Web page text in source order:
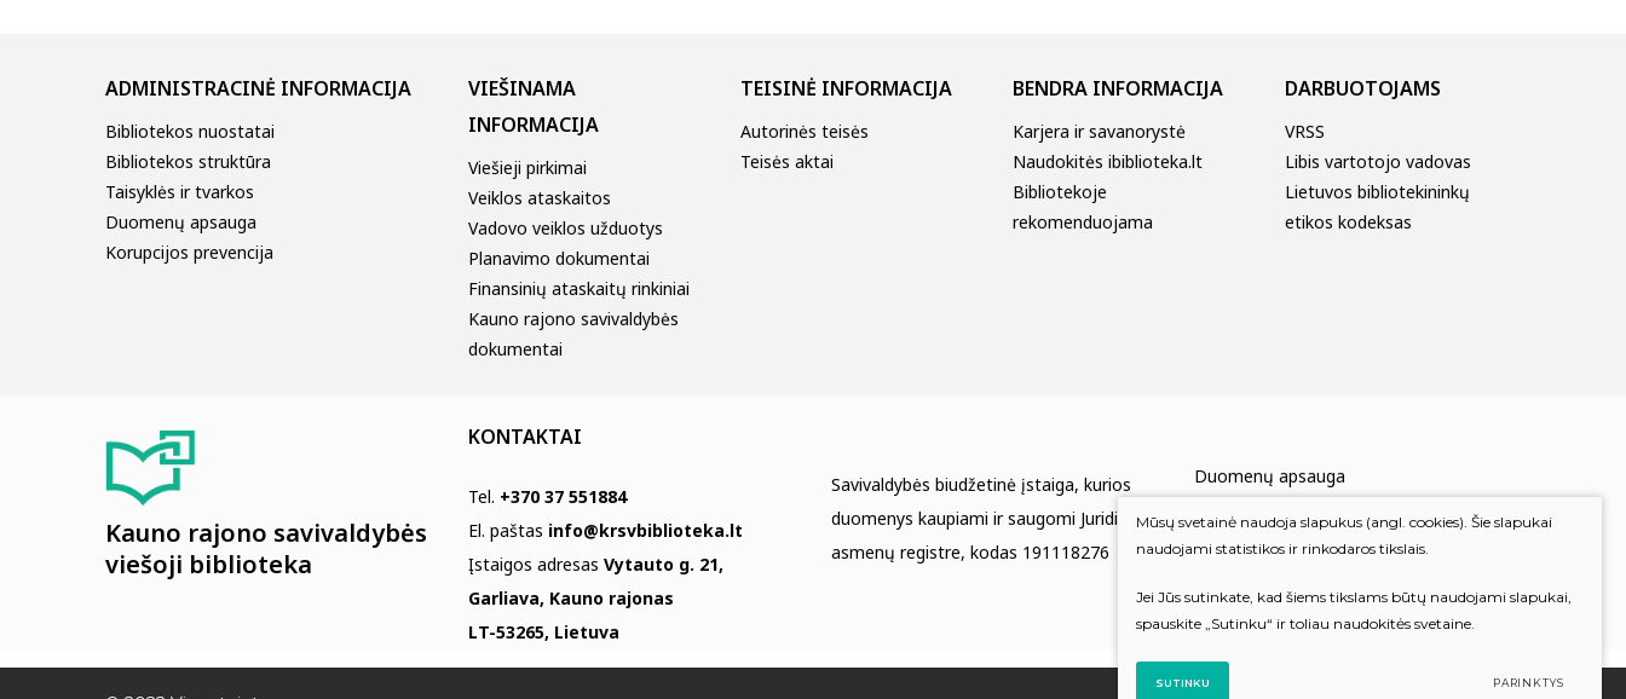
ADMINISTRACINĖ INFORMACIJA
Bibliotekos nuostatai
Bibliotekos struktūra
Taisyklės ir tvarkos
Duomenų apsauga
Korupcijos prevencija
VIEŠINAMA
INFORMACIJA
Viešieji pirkimai
Veiklos ataskaitos
Vadovo veiklos užduotys
Planavimo dokumentai
Finansinių ataskaitų rinkiniai
Kauno rajono savivaldybės
dokumentai
TEISINĖ INFORMACIJA
Autorinės teisės
Teisės aktai
BENDRA INFORMACIJA
Karjera ir savanorystė
Naudokitės ibiblioteka.lt
Bibliotekoje
rekomenduojama
DARBUOTOJAMS
VRSS
Libis vartotojo vadovas
Lietuvos bibliotekininkų
etikos kodeksas
Kauno rajono savivaldybės
viešoji biblioteka
KONTAKTAI
Tel. +370 37 551884
El. paštas info@krsvbiblioteka.lt
Įstaigos adresas Vytauto g. 21,
Garliava, Kauno rajonas
LT-53265, Lietuva
Savivaldybės biudžetinė įstaiga, kurios
duomenys kaupiami ir saugomi Juridinių
asmenų registre, kodas 191118276
Duomenų apsauga
Mūsų svetainė naudoja slapukus (angl. cookies). Šie slapukai
naudojami statistikos ir rinkodaros tikslais.
Jei Jūs sutinkate, kad šiems tikslams būtų naudojami slapukai,
spauskite „Sutinku“ ir toliau naudokitės svetaine.
SUTINKU PARINKTYS